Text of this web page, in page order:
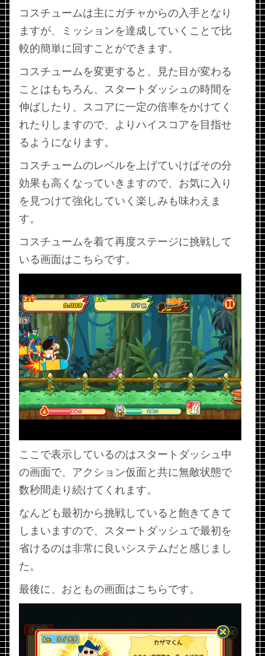
コスチュームは主にガチャからの入手となり
ますが、ミッションを達成していくことで比
較的簡単に回すことができます。
コスチュームを変更すると、見た目が変わる
ことはもちろん、スタートダッシュの時間を
伸ばしたり、スコアに一定の倍率をかけてく
れたりしますので、よりハイスコアを目指せ
るようになります。
コスチュームのレベルを上げていけばその分
効果も高くなっていきますので、お気に入り
を見つけて強化していく楽しみも味わえま
す。
コスチュームを着て再度ステージに挑戦して
いる画面はこちらです。
ここで表示しているのはスタートダッシュ中
の画面で、アクション仮面と共に無敵状態で
数秒間走り続けてくれます。
なんども最初から挑戦していると飽きてきて
しまいますので、スタートダッシュで最初を
省けるのは非常に良いシステムだと感じまし
た。
最後に、おともの画面はこちらです。